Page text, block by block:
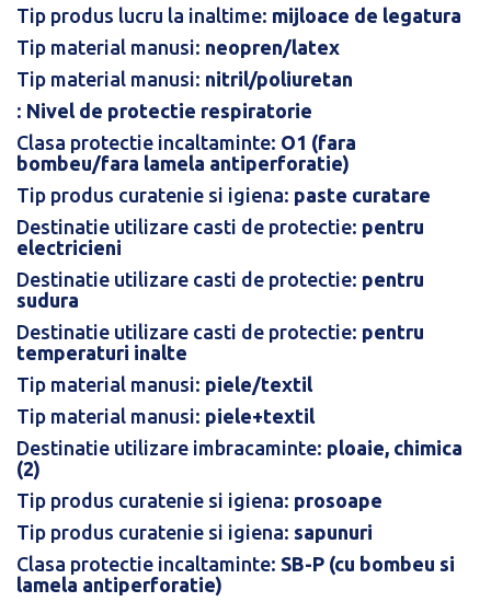
Tip produs lucru la inaltime: mijloace de legatura
Tip material manusi: neopren/latex
Tip material manusi: nitril/poliuretan
: Nivel de protectie respiratorie
Clasa protectie incaltaminte: O1 (fara
bombeu/fara lamela antiperforatie)
Tip produs curatenie si igiena: paste curatare
Destinatie utilizare casti de protectie: pentru
electricieni
Destinatie utilizare casti de protectie: pentru
sudura
Destinatie utilizare casti de protectie: pentru
temperaturi inalte
Tip material manusi: piele/textil
Tip material manusi: piele+textil
Destinatie utilizare imbracaminte: ploaie, chimica
(2)
Tip produs curatenie si igiena: prosoape
Tip produs curatenie si igiena: sapunuri
Clasa protectie incaltaminte: SB-P (cu bombeu si
lamela antiperforatie)